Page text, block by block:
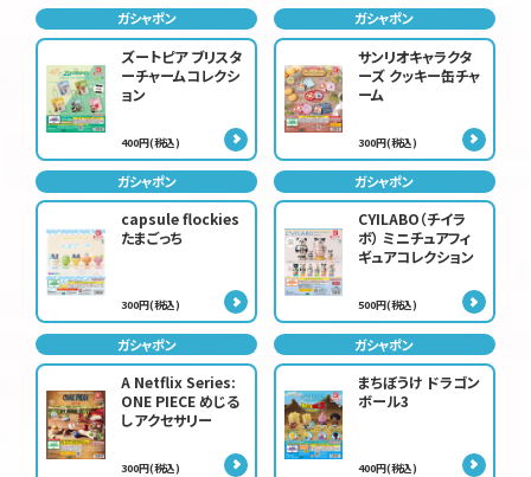
ガシャポン
ズートピア ブリスタ
ーチャームコレクシ
ョン
400円(税込)
ガシャポン
サンリオキャラクタ
ーズ クッキー缶チャ
ーム
300円(税込)
ガシャポン
capsule flockies
たまごっち
300円(税込)
ガシャポン
CYILABO（チイラ
ボ） ミニチュアフィ
ギュアコレクション
500円(税込)
ガシャポン
A Netflix Series:
ONE PIECE めじる
しアクセサリー
300円(税込)
ガシャポン
まちぼうけ ドラゴン
ボール3
400円(税込)